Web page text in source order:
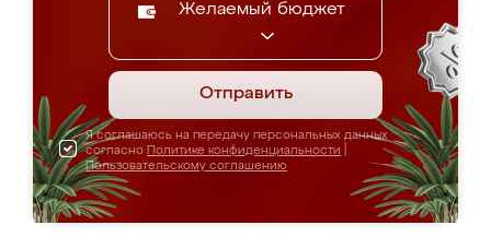
Желаемый бюджет
Отправить
Я соглашаюсь на передачу персональных данных
согласно Политике конфиденциальности
Пользовательскому соглашению